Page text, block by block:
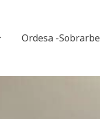
Ordesa -Sobrarbe